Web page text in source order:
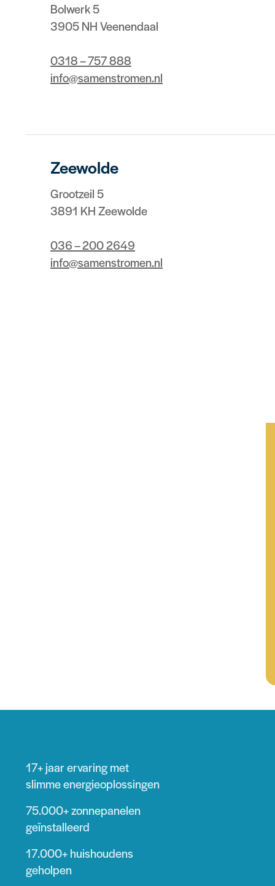
Bolwerk 5
3905 NH Veenendaal
0318 – 757 888
info@samenstromen.nl
Zeewolde
Grootzeil 5
3891 KH Zeewolde
036 – 200 2649
info@samenstromen.nl
17+ jaarervaring met
slimme energieoplossingen
75.000+zonnepanelen
geïnstalleerd
17.000+huishoudens
geholpen